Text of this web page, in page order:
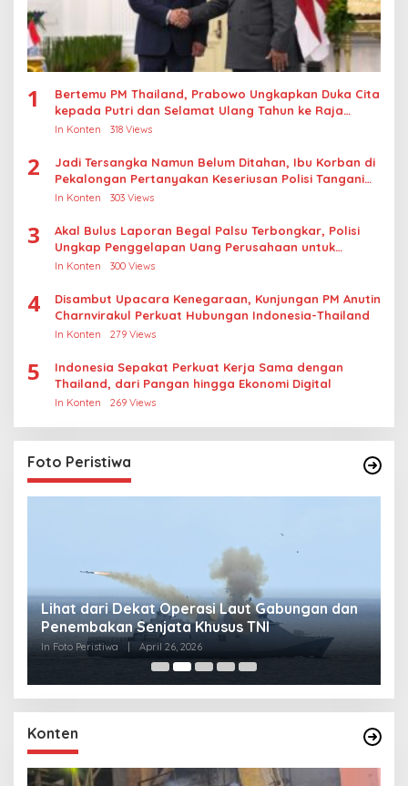
1
Bertemu PM Thailand, Prabowo Ungkapkan Duka Cita
kepada Putri dan Selamat Ulang Tahun ke Raja
Thailand
In Konten 318 Views
2
Jadi Tersangka Namun Belum Ditahan, Ibu Korban di
Pekalongan Pertanyakan Keseriusan Polisi Tangani
Kasus Rudapksa Sampai Anaknya Hamil
In Konten 303 Views
3
Akal Bulus Laporan Begal Palsu Terbongkar, Polisi
Ungkap Penggelapan Uang Perusahaan untuk
Crypto
In Konten 300 Views
4
Disambut Upacara Kenegaraan, Kunjungan PM Anutin
Charnvirakul Perkuat Hubungan Indonesia-Thailand
In Konten 279 Views
5
Indonesia Sepakat Perkuat Kerja Sama dengan
Thailand, dari Pangan hingga Ekonomi Digital
In Konten 269 Views
Foto Peristiwa
Lihat dari Dekat Operasi Laut Gabungan dan
Penembakan Senjata Khusus TNI
In Foto Peristiwa April 26, 2026
Konten